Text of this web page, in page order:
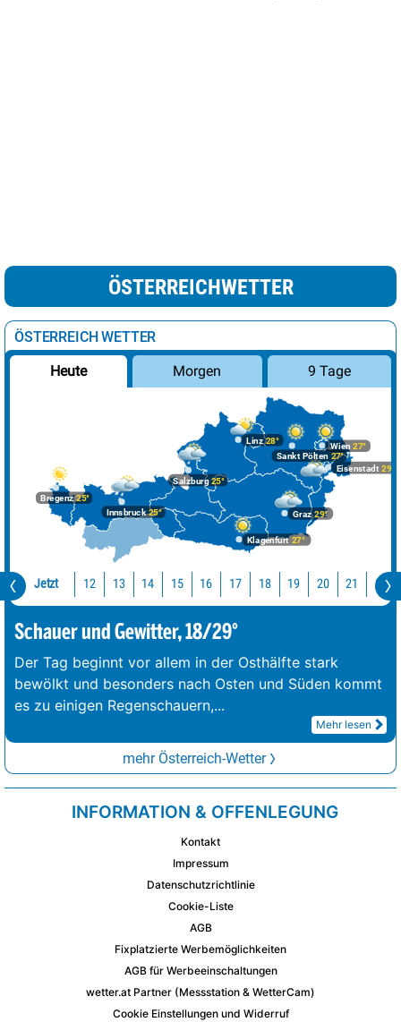
ÖSTERREICHWETTER
ÖSTERREICH WETTER
Heute Morgen 9 Tage
Bregenz25°
Graz29°
Innsbruck25°
Klagenfurt 27°
Linz28°
Salzburg25°
Wien 27°
Eisenstadt 29°
Sankt Pölten 27°
Jetzt 12 13 14 15 16 17 18 19 20 21 22
Schauer und Gewitter, 18/29°
Der Tag beginnt vor allem in der Osthälfte stark
bewölkt und besonders nach Osten und Süden kommt
es zu einigen Regenschauern,...
Mehr lesen
mehr Österreich-Wetter
INFORMATION & OFFENLEGUNG
Kontakt
Impressum
Datenschutzrichtlinie
Cookie-Liste
AGB
Fixplatzierte Werbemöglichkeiten
AGB für Werbeeinschaltungen
wetter.at Partner (Messstation & WetterCam)
Cookie Einstellungen und Widerruf